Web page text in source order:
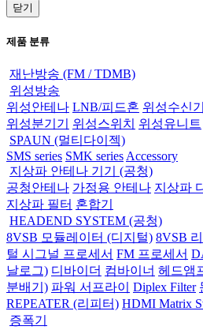
닫기
제품 분류
재난방송 (FM / TDMB)
위성방송
위성안테나 LNB/피드혼 위성수신기
위성분기기
위성스위치 위성유니트
SPAUN (멀티다이젝)
SMS series SMK series Accessory
지상파 안테나 기기 (공청)
공청안테나 가정용 안테나 지상파
지상파 필터 혼합기
HEADEND SYSTEM (공청)
8VSB 모듈레이터 (디지털) 8VSB
털 시그널 프로세서 FM 프로세서
날로그) 디바이더 컴바이너 헤드앰
분배기) 파워 서프라이 Diplex Filter
REPEATER (리피터) HDMI Matrix
증폭기